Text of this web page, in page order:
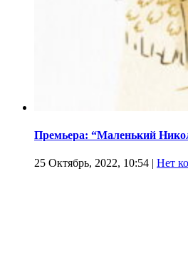
Премьера: “Маленький
25 Октябрь, 2022, 10:54 | Нет